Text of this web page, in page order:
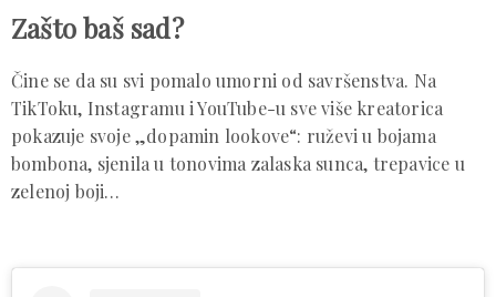
Zašto baš sad?
Čine se da su svi pomalo umorni od savršenstva. Na
TikToku, Instagramu i YouTube-u sve više kreatorica
pokazuje svoje „dopamin lookove“: ruževi u bojama
bombona, sjenila u tonovima zalaska sunca, trepavice u
zelenoj boji…